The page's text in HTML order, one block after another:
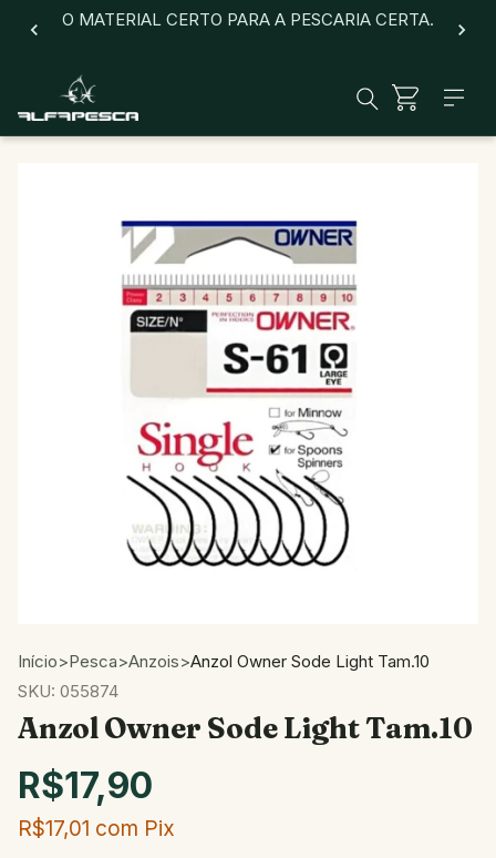
O MATERIAL CERTO PARA A PESCARIA CERTA.
Início>Pesca>Anzois>Anzol Owner Sode Light Tam.10
SKU: 055874
Anzol Owner Sode Light Tam.10
R$17,90
R$17,01 com Pix